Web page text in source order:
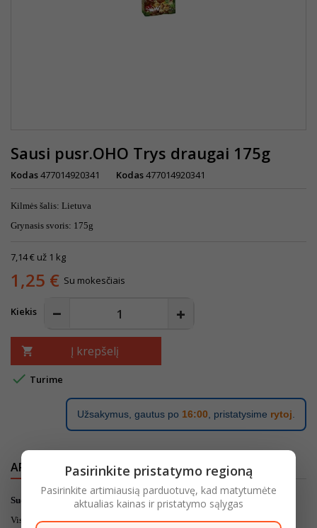
Sausi pusr.OHO Trys draugai 175g
Kodas477014920341 Kodas477014920341
Kilmės šalis: Lietuva
Grynasis svoris: 175g
7,14 € už 1 kg
1,25 € Su mokesčiais
Kiekis
 Į krepšelį
 Turime
Užsakymus, gautus po 16:00 , pristatysime rytoj
APRAŠYMAS IŠSAMI PREKĖS INFORMACIJA
Sudedamosios dalys:
Viso grūdo dalių KVIETINIAI miltai (yra glitimo) 37%, kukurūzų miltai,
Pasirinkite pristatymo regioną
Pasirinkite artimiausią parduotuvę, kad matytumėte
aktualias kainas ir pristatymo sąlygas